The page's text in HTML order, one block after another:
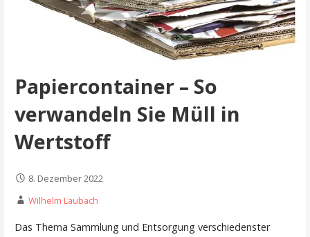
Papiercontainer – So
verwandeln Sie Müll in
Wertstoff
8. Dezember 2022
Wilhelm Laubach
Das Thema Sammlung und Entsorgung verschiedenster